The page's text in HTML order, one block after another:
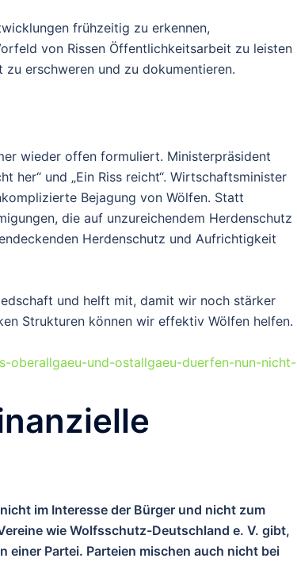
frühzeitig zu erkennen,
von Rissen Öffentlichkeitsarbeit zu leisten
erschweren und zu dokumentieren.
wieder offen formuliert. Ministerpräsident
her“ und „Ein Riss reicht“. Wirtschaftsminister
Bejagung von Wölfen. Statt
die auf unzureichendem Herdenschutz
Herdenschutz und Aufrichtigkeit
und helft mit, damit wir noch stärker
Strukturen können wir effektiv Wölfen helfen.
oberallgaeu-und-ostallgaeu-duerfen-nun-nicht-
im Interesse der Bürger und nicht zum
wie Wolfsschutz-Deutschland e. V. gibt,
Partei. Parteien mischen auch nicht bei